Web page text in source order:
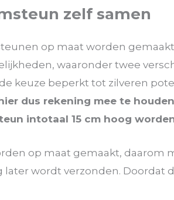
zelf samen
op maat worden
waaronder twee
keuze beperkt tot zilveren
dus rekening mee te
intotaal 15 cm hoog
op maat gemaakt, daarom
wordt verzonden. Doordat